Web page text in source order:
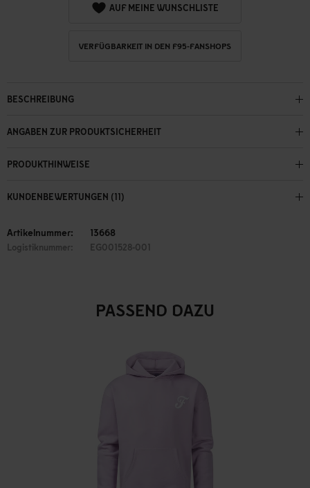
AUF MEINE WUNSCHLISTE
VERFÜGBARKEIT IN DEN F95-FANSHOPS
BESCHREIBUNG
ANGABEN ZUR PRODUKTSICHERHEIT
PRODUKTHINWEISE
KUNDENBEWERTUNGEN (11)
Artikelnummer: 13668
Logistiknummer: EG001528-001
PASSEND DAZU